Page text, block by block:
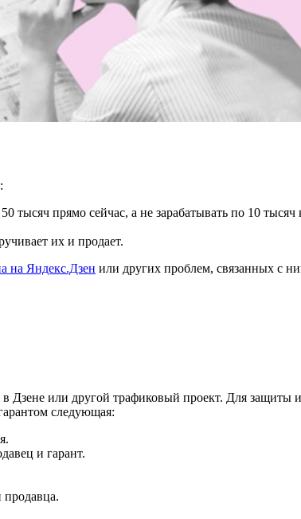
тысяч прямо сейчас, а не зарабатывать по 10
их и продает.
на Яндекс.Дзен или других проблем, связанных с
Дзене или другой трафиковый проект. Для защиты
следующая:
и гарант.
продавца.